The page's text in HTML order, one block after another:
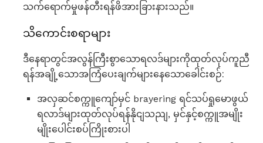
သက်ရောက်မှုဖန်တီးရန်ဖိအားခြားနားသည်။
သိကောင်းစရာများ
ဒီနေရာတွင်အလွန်ကြီးစွာသောရလဒ်များကိုထုတ်လုပ်ကူညီ
ရန်အချို့သောအကြံပေးချက်များနေသောခေါင်းစဉ်:
အလှဆင်စက္ကူကျော်မှင် brayering ရင်သပ်ရှုမောဖွယ်
ရလာဒ်များထုတ်လုပ်ရန်နိုငျသညျ, မှင်နှင့်စက္ကူအမျိုး
မျိုးပေါင်းစပ်ကြိုးစားပါ